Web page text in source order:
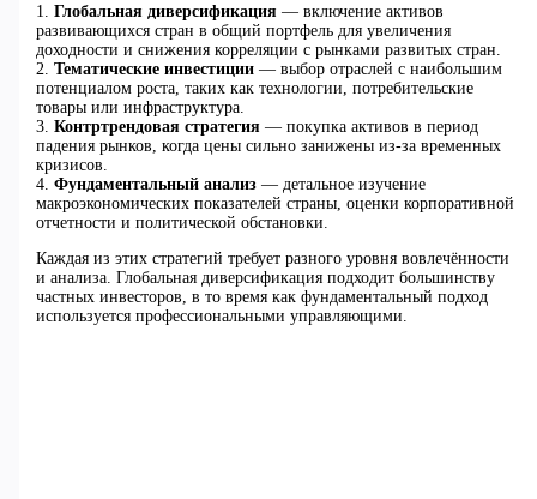
1. Глобальная диверсификация— включение активов
развивающихся стран в общий портфель для увеличения
доходности и снижения корреляции с рынками развитых стран.
2. Тематические инвестиции— выбор отраслей с наибольшим
потенциалом роста, таких как технологии, потребительские
товары или инфраструктура.
3. Контртрендовая стратегия— покупка активов в период
падения рынков, когда цены сильно занижены из-за временных
кризисов.
4. Фундаментальный анализ— детальное изучение
макроэкономических показателей страны, оценки корпоративной
отчетности и политической обстановки.
Каждая из этих стратегий требует разного уровня вовлечённости
и анализа. Глобальная диверсификация подходит большинству
частных инвесторов, в то время как фундаментальный подход
используется профессиональными управляющими.